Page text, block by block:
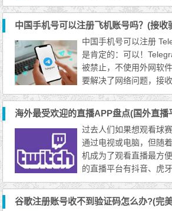
可能已经打开浏览器开
gle/电报/纸飞机 App 中
码怎么办？ 无法接收
因 外网软件未正常开启
le服务宕机 检查外网软
oogle服务器被屏...
中国手机号可以注册
是肯定的：可以！
被禁止，不使用外网软
要解决了网络问题，接
影响。 也就是说中国境
可以正常接收 Telegram
legram 账号也就没有问
Telegram 验证码的问题
可以接收验证码的，不
较长，一般需要...
海外最受欢迎的直播APP盘点(国外直播
过去人们如果想观看球
通过电视或电脑，但随
机成为了观看直播最方
的直播平台有抖音、虎
天要讲的直播APP是海
播平台。使用者可通过
回应直播主，除了是一